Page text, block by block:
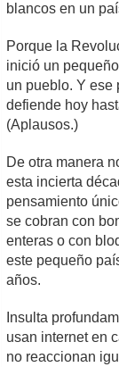
blancos en un
Porque la
inició un
un pueblo. Y ese
defiende hoy
(Aplausos.)
De otra manera
esta incierta
pensamiento
se cobran con
enteras o con
este pequeño
años.
Insulta
usan internet en
no reaccionan